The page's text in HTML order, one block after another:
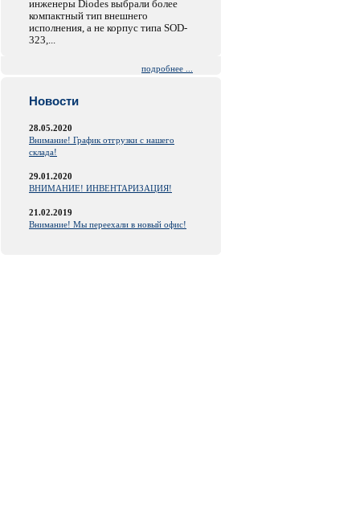
инженеры Diodes выбрали более
компактный тип внешнего
исполнения, а не корпус типа SOD-
323,...
подробнее ...
Новости
28.05.2020
Внимание! График отгрузки с нашего
склада!
29.01.2020
ВНИМАНИЕ! ИНВЕНТАРИЗАЦИЯ!
21.02.2019
Внимание! Мы переехали в новый офис!